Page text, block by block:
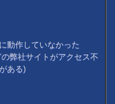
動作していなかった
弊社サイトがアクセス不
ある)